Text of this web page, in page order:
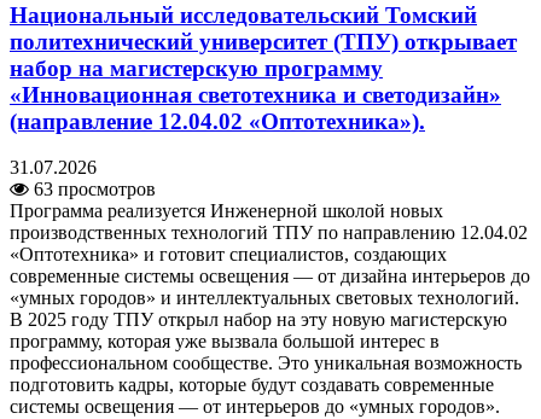
Национальный исследовательский Томский
политехнический университет (ТПУ) открывает
набор на магистерскую программу
«Инновационная светотехника и светодизайн»
(направление 12.04.02 «Оптотехника»).
31.07.2026
63 просмотров
Программа реализуется Инженерной школой новых
производственных технологий ТПУ по направлению 12.04.02
«Оптотехника» и готовит специалистов, создающих
современные системы освещения — от дизайна интерьеров до
«умных городов» и интеллектуальных световых технологий.
В 2025 году ТПУ открыл набор на эту новую магистерскую
программу, которая уже вызвала большой интерес в
профессиональном сообществе. Это уникальная возможность
подготовить кадры, которые будут создавать современные
системы освещения — от интерьеров до «умных городов».